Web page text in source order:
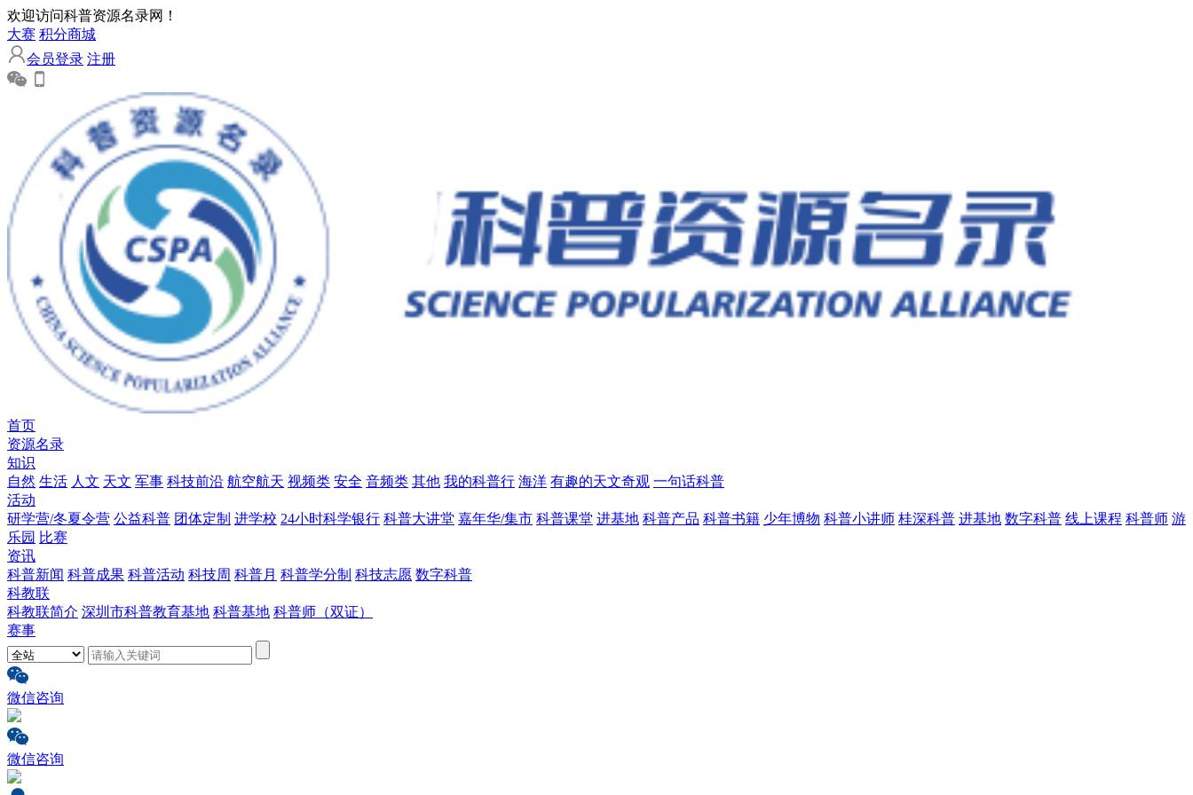
欢迎访问科普资源名录网！
大赛 积分商城
会员登录 注册
首页
资源名录
知识
自然 生活 人文 天文 军事 科技前沿 航空航天 视频类 安全 音频类 其他 我的科普行 海洋 有趣的天文奇观 一句话科普
活动
研学营/冬夏令营 公益科普 团体定制 进学校 24小时科学银行 科普大讲堂 嘉年华/集市 科普课堂 进基地 科普产品 科普书籍 少年博物 科普小讲师 桂深科普 进基地 数字科普 线上课程 科普师 游
乐园 比赛
资讯
科普新闻 科普成果 科普活动 科技周 科普月 科普学分制 科技志愿 数字科普
科教联
科教联简介 深圳市科普教育基地 科普基地 科普师（双证）
赛事
微信咨询
微信咨询